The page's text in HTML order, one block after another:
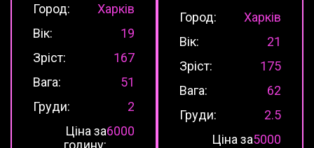
Город:
Харків
Вік:
19
Зріст:
167
Вага:
51
Груди:
2
Ціна за
годину:
6000
Город:
Харків
Вік:
21
Зріст:
175
Вага:
62
Груди:
2.5
Ціна за5000